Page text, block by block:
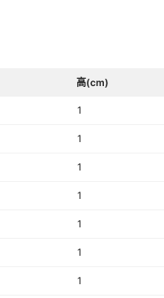
高(cm)
1
1
1
1
1
1
1